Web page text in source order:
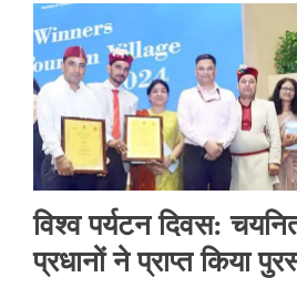
विश्व पर्यटन दिवस:
प्रधानों ने प्राप्त किया